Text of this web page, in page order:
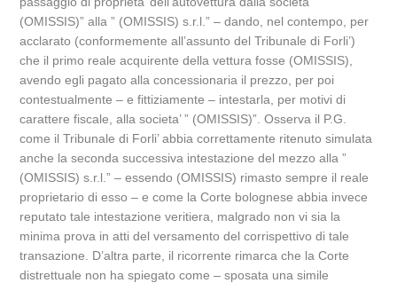
(OMISSIS)” alla ” (OMISSIS) s.r.l.” – dando, nel contempo, per
acclarato (conformemente all’assunto del Tribunale di Forli’)
che il primo reale acquirente della vettura fosse (OMISSIS),
avendo egli pagato alla concessionaria il prezzo, per poi
contestualmente – e fittiziamente – intestarla, per motivi di
carattere fiscale, alla societa’ ” (OMISSIS)”. Osserva il P.G.
come il Tribunale di Forli’ abbia correttamente ritenuto simulata
anche la seconda successiva intestazione del mezzo alla ”
(OMISSIS) s.r.l.” – essendo (OMISSIS) rimasto sempre il reale
proprietario di esso – e come la Corte bolognese abbia invece
reputato tale intestazione veritiera, malgrado non vi sia la
minima prova in atti del versamento del corrispettivo di tale
transazione. D’altra parte, il ricorrente rimarca che la Corte
distrettuale non ha spiegato come – sposata una simile